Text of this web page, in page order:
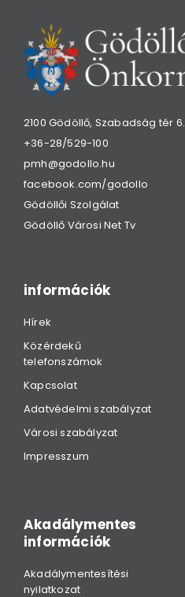
2100 Gödöllő, Szabadság tér 6.
+36-28/529-100
pmh@godollo.hu
facebook.com/godollo
Gödöllői Szolgálat
Gödöllő Városi Net Tv
információk
Hírek
Közérdekű
telefonszámok
Kapcsolat
Adatvédelmi szabályzat
Városi szabályzat
Impresszum
Akadálymentes
információk
Akadálymentesítési
nyilatkozat